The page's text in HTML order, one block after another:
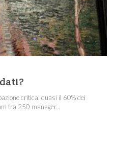
critica: quasi il 60% dei
tra 250 manager...